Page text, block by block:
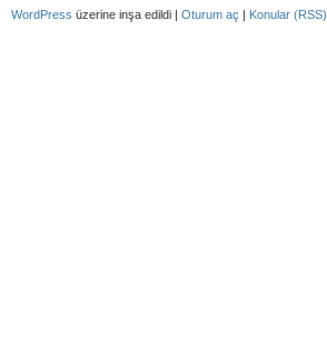
WordPress üzerine inşa edildi | Oturum aç | Konular (RSS)